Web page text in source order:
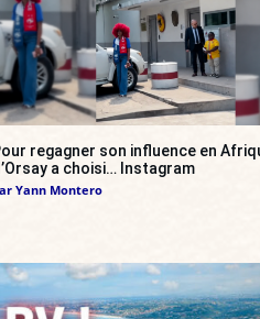
regagner son influence en
a choisi… Instagram
Yann Montero